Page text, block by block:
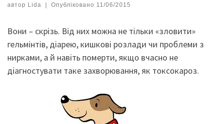
автор Lida | Опубліковано 11/06/2015
Вони – скрізь. Від них можна не тільки «зловити»
гельмінтів, діарею, кишкові розлади чи проблеми з
нирками, а й навіть померти, якщо вчасно не
діагностувати таке захворювання, як токсокароз.